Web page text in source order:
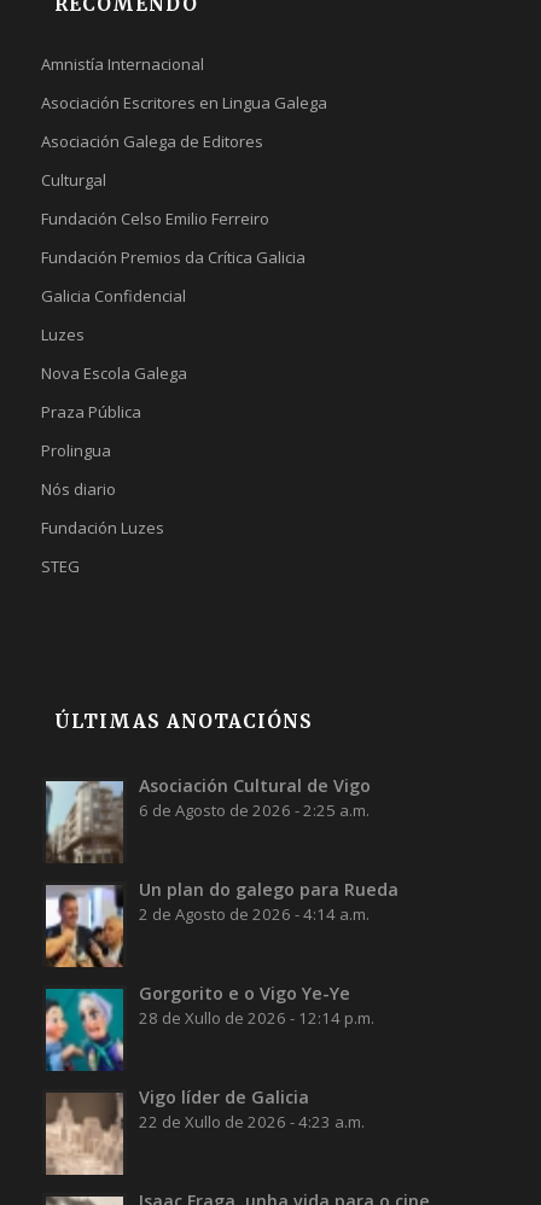
Amnistía Internacional
Asociación Escritores en Lingua Galega
Asociación Galega de Editores
Culturgal
Fundación Celso Emilio Ferreiro
Fundación Premios da Crítica Galicia
Galicia Confidencial
Luzes
Nova Escola Galega
Praza Pública
Prolingua
Nós diario
Fundación Luzes
STEG
ÚLTIMAS ANOTACIÓNS
Asociación Cultural de Vigo
6 de Agosto de 2026 - 2:25 a.m.
Un plan do galego para Rueda
2 de Agosto de 2026 - 4:14 a.m.
Gorgorito e o Vigo Ye-Ye
28 de Xullo de 2026 - 12:14 p.m.
Vigo líder de Galicia
22 de Xullo de 2026 - 4:23 a.m.